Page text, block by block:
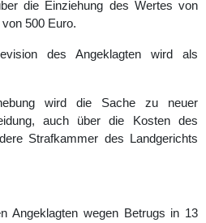
die Einziehung des Wertes von
500 Euro.
des Angeklagten wird als
wird die Sache zu neuer
auch über die Kosten des
Strafkammer des Landgerichts
Angeklagten wegen Betrugs in 13